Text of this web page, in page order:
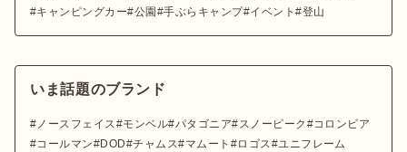
キャンピングカー 公園 手ぶらキャンプ イベント 登山
いま話題のブランド
ノースフェイス モンベル パタゴニア スノーピーク
コロンビア
コールマン
DOD チャムス マムート ロゴス
ユニフレーム